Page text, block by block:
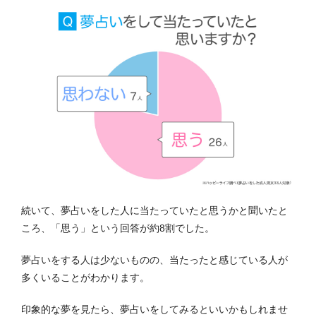
続いて、夢占いをした人に当たっていたと思うかと聞いたと
ころ、「思う」という回答が約8割でした。
夢占いをする人は少ないものの、当たったと感じている人が
多くいることがわかります。
印象的な夢を見たら、夢占いをしてみるといいかもしれませ